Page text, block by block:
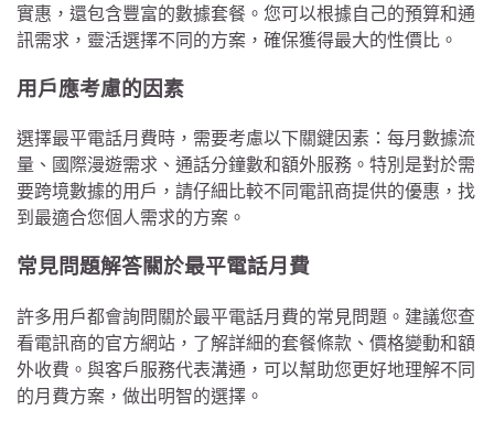
實惠，還包含豐富的數據套餐。您可以根據自己的預算和通
訊需求，靈活選擇不同的方案，確保獲得最大的性價比。
用戶應考慮的因素
選擇最平電話月費時，需要考慮以下關鍵因素：每月數據流
量、國際漫遊需求、通話分鐘數和額外服務。特別是對於需
要跨境數據的用戶，請仔細比較不同電訊商提供的優惠，找
到最適合您個人需求的方案。
常見問題解答關於最平電話月費
許多用戶都會詢問關於最平電話月費的常見問題。建議您查
看電訊商的官方網站，了解詳細的套餐條款、價格變動和額
外收費。與客戶服務代表溝通，可以幫助您更好地理解不同
的月費方案，做出明智的選擇。